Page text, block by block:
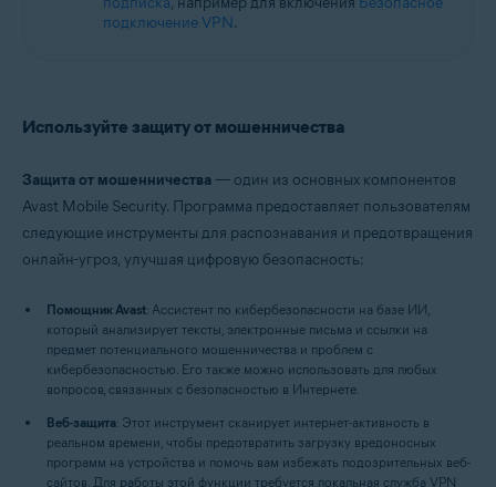
подключение VPN.
Используйте защиту от мошенничества
Защита от мошенничества— один из основных компонентов
Avast Mobile Security. Программа предоставляет пользователям
следующие инструменты для распознавания и предотвращения
онлайн-угроз, улучшая цифровую безопасность:
Помощник Avast: Ассистент по кибербезопасности на базе ИИ,
который анализирует тексты, электронные письма и ссылки на
предмет потенциального мошенничества и проблем с
кибербезопасностью. Его также можно использовать для любых
вопросов, связанных с безопасностью в Интернете.
Веб-защита: Этот инструмент сканирует интернет-активность в
реальном времени, чтобы предотвратить загрузку вредоносных
программ на устройства и помочь вам избежать подозрительных веб-
сайтов. Для работы этой функции требуется локальная служба VPN